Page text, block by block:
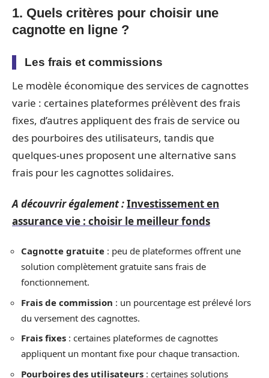
1. Quels critères pour choisir une
cagnotte en ligne ?
Les frais et commissions
Le modèle économique des services de cagnottes
varie : certaines plateformes prélèvent des frais
fixes, d’autres appliquent des frais de service ou
des pourboires des utilisateurs, tandis que
quelques-unes proposent une alternative sans
frais pour les cagnottes solidaires.
A découvrir également :Investissement en
assurance vie : choisir le meilleur fonds
Cagnotte gratuite : peu de plateformes offrent une
solution complètement gratuite sans frais de
fonctionnement.
Frais de commission : un pourcentage est prélevé lors
du versement des cagnottes.
Frais fixes : certaines plateformes de cagnottes
appliquent un montant fixe pour chaque transaction.
Pourboires des utilisateurs : certaines solutions